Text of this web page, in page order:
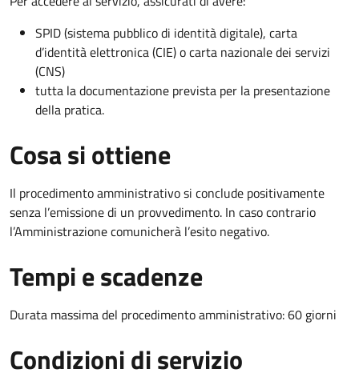
SPID (sistema pubblico di identità digitale), carta
d’identità elettronica (CIE) o carta nazionale dei servizi
(CNS)
tutta la documentazione prevista per la presentazione
della pratica.
Cosa si ottiene
Il procedimento amministrativo si conclude positivamente
senza l’emissione di un provvedimento. In caso contrario
l’Amministrazione comunicherà l’esito negativo.
Tempi e scadenze
Durata massima del procedimento amministrativo: 60 giorni
Condizioni di servizio